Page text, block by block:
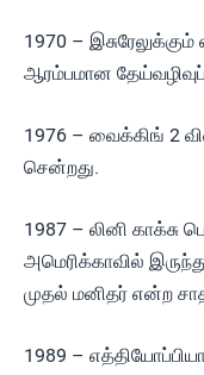
1970 –
ஆரம்பமான தேய்வழிவுப்
1976 – வைக்கிங் 2
சென்றது.
1987 – லினி காக்சு
அமெரிக்காவில்
முதல் மனிதர் என்ற
1989 –